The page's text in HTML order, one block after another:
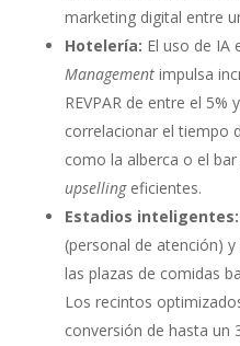
marketing digital entre
Hotelería: El uso de IA
Managementimpulsa
REVPAR de entre el 5%
correlacionar el tiempo
como la alberca o el
upsellingeficientes.
Estadios inteligentes:
(personal de atención)
las plazas de comidas
Los recintos
conversión de hasta un